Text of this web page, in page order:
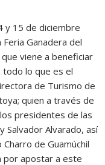
y 15 de diciembre
Ganadera del
viene a beneficiar
todo lo que es el
de Turismo de
quien a través de
presidentes de las
Salvador Alvarado, así
de Guamúchil
por apostar a este